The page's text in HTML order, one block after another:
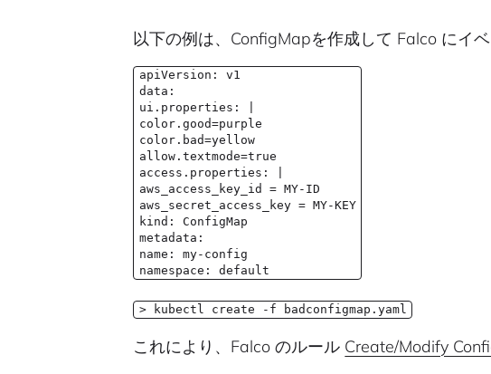
以下の例は、ConfigMapを作成して Falco にイ
apiVersion: v1
data:
ui.properties: |
color.good=purple
color.bad=yellow
allow.textmode=true
access.properties: |
aws_access_key_id = MY-ID
aws_secret_access_key = MY-KEY
kind: ConfigMap
metadata:
name: my-config
namespace: default
> kubectl create -f badconfigmap.yaml
これにより、Falco のルール Create/Modify